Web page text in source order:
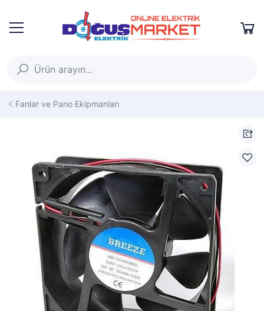
Fanlar ve Pano Ekipmanları